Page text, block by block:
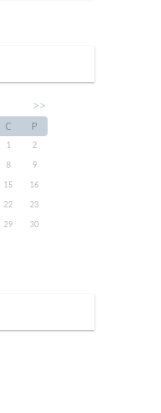
>>
C P
1
2
8
9
15
16
22
23
29
30